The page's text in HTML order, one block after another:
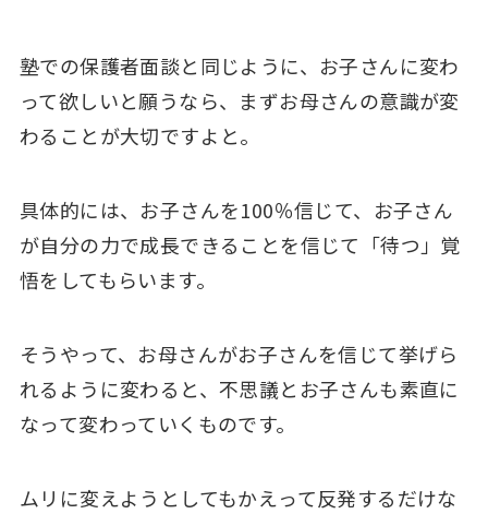
塾での保護者面談と同じように、お子さんに変わ
って欲しいと願うなら、まずお母さんの意識が変
わることが大切ですよと。
具体的には、お子さんを100％信じて、お子さん
が自分の力で成長できることを信じて「待つ」覚
悟をしてもらいます。
そうやって、お母さんがお子さんを信じて挙げら
れるように変わると、不思議とお子さんも素直に
なって変わっていくものです。
ムリに変えようとしてもかえって反発するだけな